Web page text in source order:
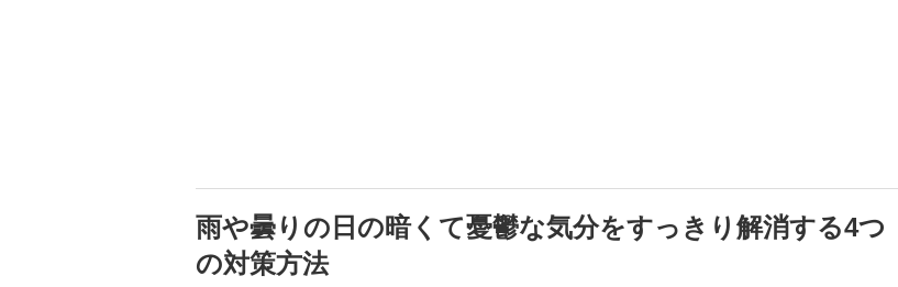
雨や曇りの日の暗くて憂鬱な気分をすっきり解消する4つ
の対策方法